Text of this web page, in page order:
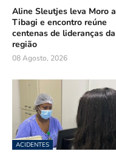
Aline Sleutjes leva Moro a
Tibagi e encontro reúne
centenas de lideranças da
região
08 Agosto, 2026
ACIDENTES